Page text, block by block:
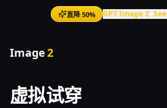
直降 50% GPT Image 2+
Image2
虚拟试穿